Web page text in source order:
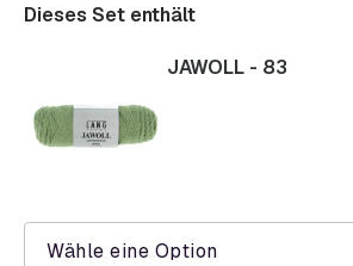
Dieses Set enthält
Wähle eine Option
JAWOLL - 83